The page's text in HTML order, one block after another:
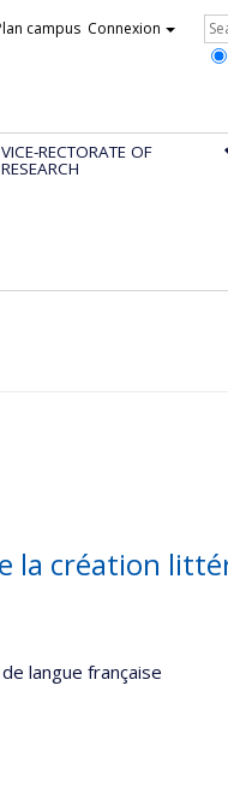
campus Connexion
VICE-RECTORATE OF
RESEARCH
la création
langue française